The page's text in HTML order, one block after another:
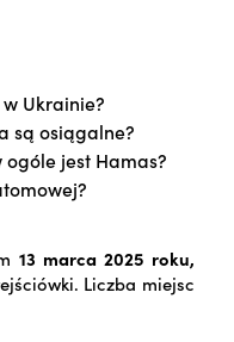
Ukrainie?
są osiągalne?
jest Hamas?
13 marca 2025 roku,
Liczba miejsc